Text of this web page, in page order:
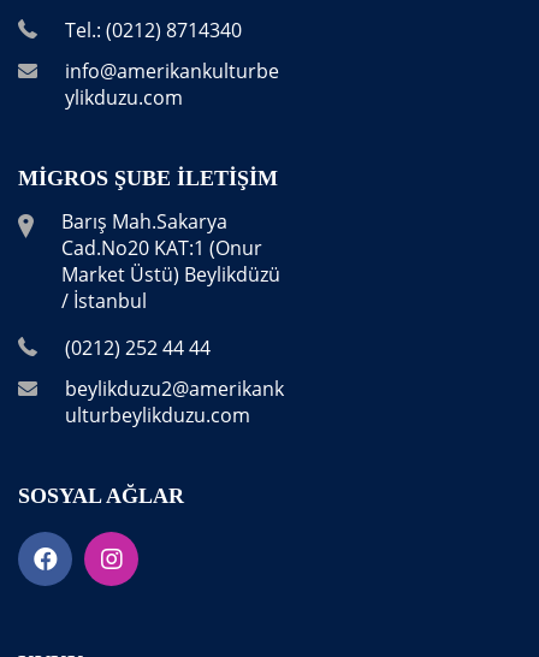
Tel.: (0212) 8714340
info@amerikankulturbe
ylikduzu.com
MIGROS ŞUBE İLETIŞIM
Barış Mah.Sakarya
Cad.No20 KAT:1 (Onur
Market Üstü) Beylikdüzü
/ İstanbul
(0212) 252 44 44
beylikduzu2@amerikank
ulturbeylikduzu.com
SOSYAL AĞLAR